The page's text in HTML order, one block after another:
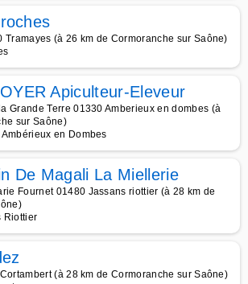
Tramayes (à 26 km de Cormoranche sur Saône)
Apiculteur-Eleveur
Grande Terre 01330 Amberieux en dombes (à
sur Saône)
en Dombes
De Magali La Miellerie
Fournet 01480 Jassans riottier (à 28 km de
Riottier
(à 28 km de Cormoranche sur Saône)